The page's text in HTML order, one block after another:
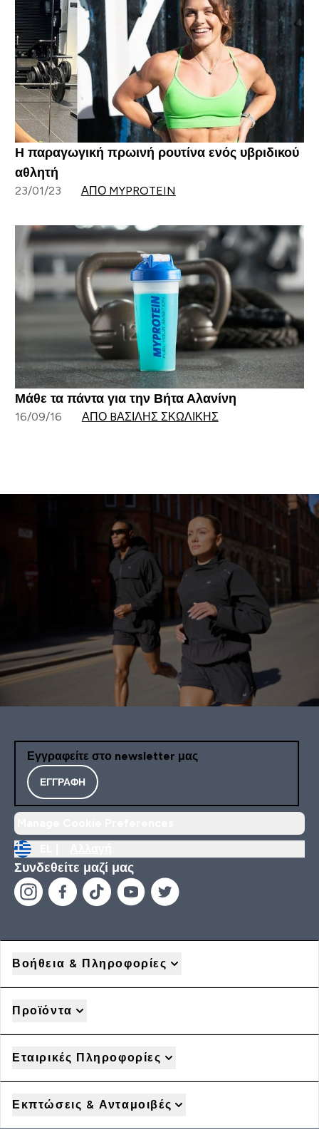
Η παραγωγική πρωινή ρουτίνα ενός υβριδικού
αθλητή
23/01/23 ΑΠΌ MYPROTEIN
Μάθε τα πάντα για την Βήτα Αλανίνη
16/09/16 ΑΠΌ BΑΣΊΛΗΣ ΣΚΩΛΊΚΗΣ
Εγγραφείτε στο newsletter μας
ΕΓΓΡΑΦΉ
Συνδεθείτε μαζί μας
Βοήθεια & Πληροφορίες
Προϊόντα
Εταιρικές Πληροφορίες
Εκπτώσεις & Ανταμοιβές